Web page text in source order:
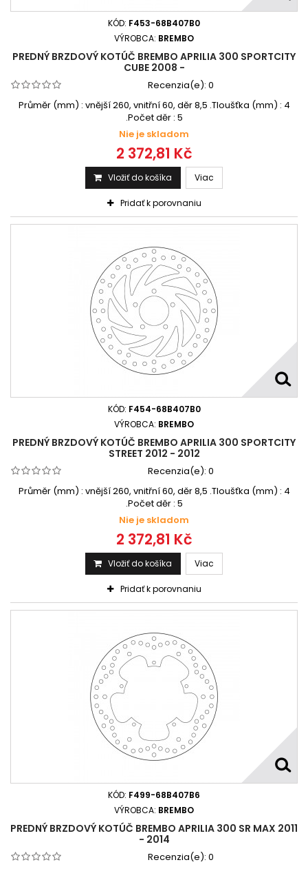
KÓD: F453-68B407B0
VÝROBCA: BREMBO
PREDNÝ BRZDOVÝ KOTÚČ BREMBO APRILIA 300 SPORTCITY
CUBE 2008 -
Recenzia(e): 0
Průměr (mm) : vnější 260, vnitřní 60, děr 8,5 .Tloušťka (mm) : 4
.Počet děr : 5
Nie je skladom
2 372,81 Kč
Vložiť do košíka Viac
Pridať k porovnaniu
KÓD: F454-68B407B0
VÝROBCA: BREMBO
PREDNÝ BRZDOVÝ KOTÚČ BREMBO APRILIA 300 SPORTCITY
STREET 2012 - 2012
Recenzia(e): 0
Průměr (mm) : vnější 260, vnitřní 60, děr 8,5 .Tloušťka (mm) : 4
.Počet děr : 5
Nie je skladom
2 372,81 Kč
Vložiť do košíka Viac
Pridať k porovnaniu
KÓD: F499-68B407B6
VÝROBCA: BREMBO
PREDNÝ BRZDOVÝ KOTÚČ BREMBO APRILIA 300 SR MAX 2011
- 2014
Recenzia(e): 0